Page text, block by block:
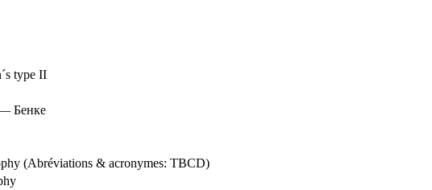
type II
Бенке
(Abréviations & acronymes: TBCD)